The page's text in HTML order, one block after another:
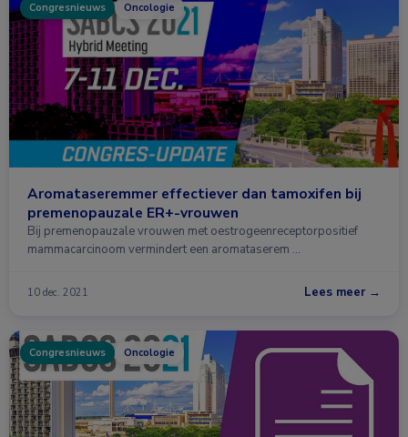
Congresnieuws Oncologie
Aromataseremmer effectiever dan tamoxifen bij
premenopauzale ER+-vrouwen
Bij premenopauzale vrouwen met oestrogeenreceptorpositief
mammacarcinoom vermindert een aromataserem …
10 dec. 2021 Lees meer →
Congresnieuws Oncologie